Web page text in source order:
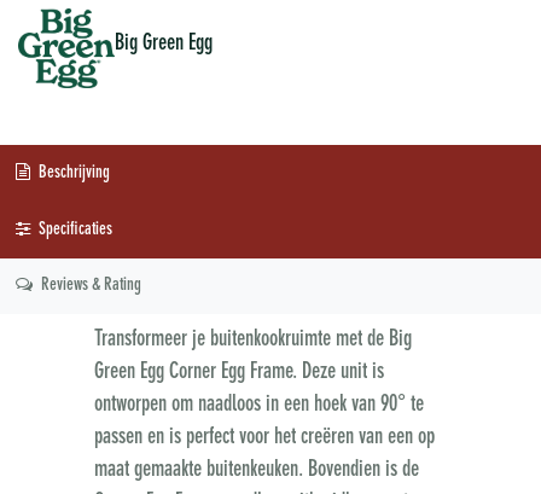
Big Green Egg
Beschrijving
Specificaties
Reviews & Rating
Transformeer je buitenkookruimte met de Big
Green Egg Corner Egg Frame. Deze unit is
ontworpen om naadloos in een hoek van 90° te
passen en is perfect voor het creëren van een op
maat gemaakte buitenkeuken. Bovendien is de